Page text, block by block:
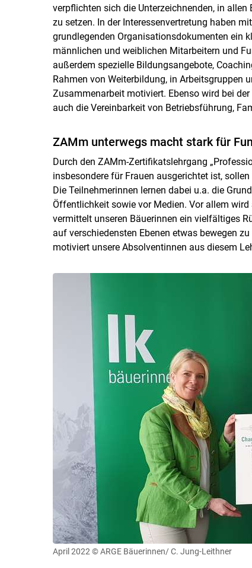
verpflichten sich die Unterzeichnenden, in
zu setzen. In der Interessenvertretung haben
grundlegenden Organisationsdokumenten ein
männlichen und weiblichen Mitarbeitern und
außerdem spezielle Bildungsangebote,
Rahmen von Weiterbildung, in Arbeitsgruppen
Zusammenarbeit motiviert. Ebenso wird bei
auch die Vereinbarkeit von Betriebsführung,
ZAMm unterwegs macht stark für
Durch den ZAMm-Zertifikatslehrgang
insbesondere für Frauen ausgerichtet ist,
Die Teilnehmerinnen lernen dabei u.a. die
Öffentlichkeit sowie vor Medien. Vor allem
vermittelt unseren Bäuerinnen ein vielfältiges
auf verschiedensten Ebenen etwas bewegen
motiviert unsere Absolventinnen aus diesem
April 2022 © ARGE Bäuerinnen/ C. Jung-Leithner